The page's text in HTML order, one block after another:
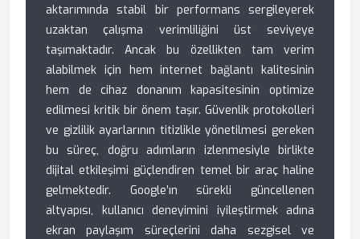
aktarımında stabil bir performans sergileyerek
uzaktan çalışma verimliliğini üst seviyeye
taşımaktadır. Ancak bu özellikten tam verim
alabilmek için hem internet bağlantı kalitesinin
hem de cihaz donanım kapasitesinin optimize
edilmesi kritik bir önem taşır. Güvenlik protokolleri
ve gizlilik ayarlarının titizlikle yönetilmesi gereken
bu süreç, doğru adımların izlenmesiyle birlikte
dijital etkileşimi güçlendiren temel bir araç haline
gelmektedir. Google’ın sürekli güncellenen
altyapısı, kullanıcı deneyimini iyileştirmek adına
ekran paylaşım süreçlerini daha sezgisel ve